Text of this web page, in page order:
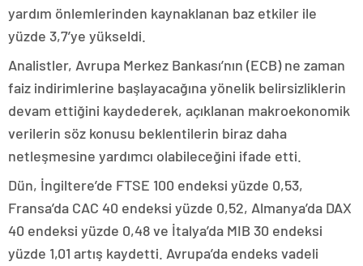
yardım önlemlerinden kaynaklanan baz etkiler ile
yüzde 3,7’ye yükseldi.
Analistler, Avrupa Merkez Bankası’nın (ECB) ne zaman
faiz indirimlerine başlayacağına yönelik belirsizliklerin
devam ettiğini kaydederek, açıklanan makroekonomik
verilerin söz konusu beklentilerin biraz daha
netleşmesine yardımcı olabileceğini ifade etti.
Dün, İngiltere’de FTSE 100 endeksi yüzde 0,53,
Fransa’da CAC 40 endeksi yüzde 0,52, Almanya’da DAX
40 endeksi yüzde 0,48 ve İtalya’da MIB 30 endeksi
yüzde 1,01 artış kaydetti. Avrupa’da endeks vadeli